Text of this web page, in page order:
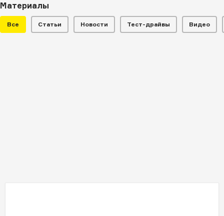
Материалы
Все Статьи Новости Тест-драйвы Видео